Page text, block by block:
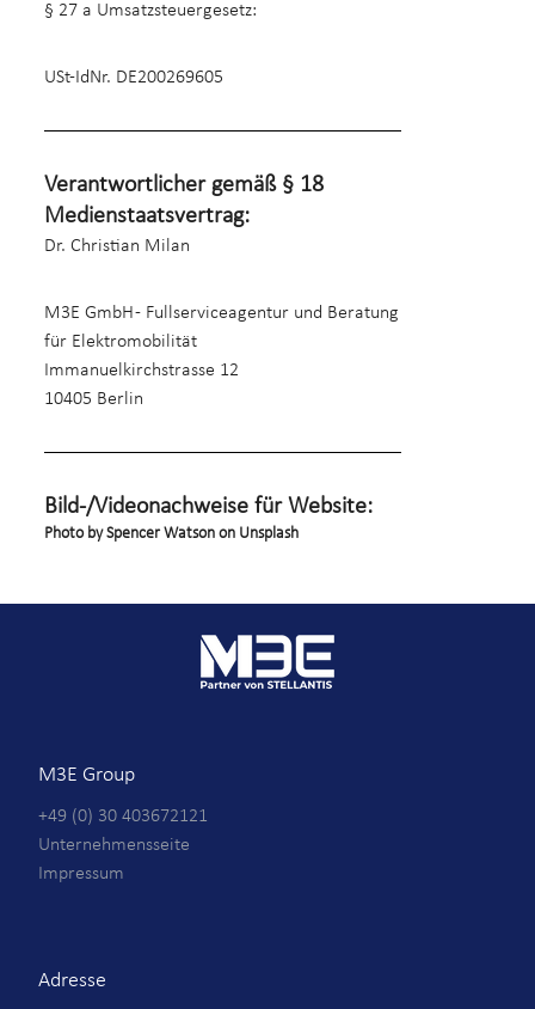
§ 27 a Umsatzsteuergesetz:
USt-IdNr. DE200269605
Verantwortlicher gemäß § 18
Medienstaatsvertrag:
Dr. Christian Milan
M3E GmbH - Fullserviceagentur und Beratung
für Elektromobilität
Immanuelkirchstrasse 12
10405 Berlin
Bild-/Videonachweise für Website:
Photo by Spencer Watson on Unsplash
M3E Group
+49 (0) 30 403672121
Unternehmensseite
Impressum
Adresse